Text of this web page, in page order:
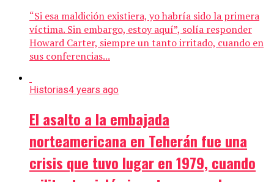
“Si esa maldición existiera, yo habría sido la primera
víctima. Sin embargo, estoy aquí”, solía responder
Howard Carter, siempre un tanto irritado, cuando en
sus conferencias...
Historias4 years ago
El asalto a la embajada
norteamericana en Teherán fue una
crisis que tuvo lugar en 1979, cuando